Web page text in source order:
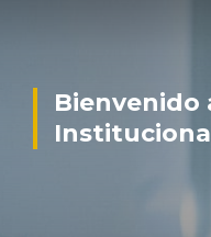
Bienvenido